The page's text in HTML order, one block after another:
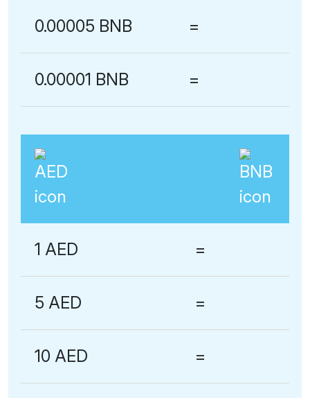
0.00005 BNB =
0.00001 BNB =
1 AED =
5 AED =
10 AED =